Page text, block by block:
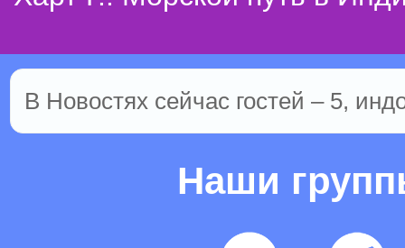
В Новостях сейчас гостей – 5,
Наши